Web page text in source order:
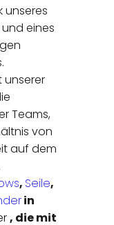
unseres
eines
unserer
Teams,
von
auf dem
, Seile,
in
, die mit